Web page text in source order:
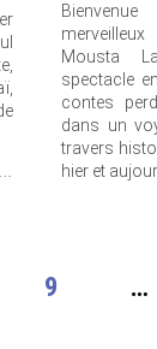
Mousta
spectacle
contes
dans un
travers
hier et
9 …